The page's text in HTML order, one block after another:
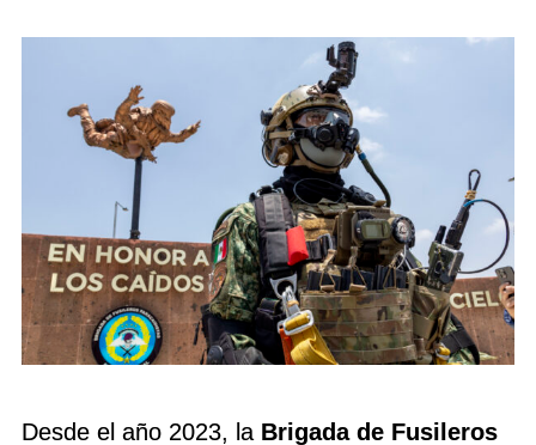
Desde el año 2023, la Brigada de Fusileros